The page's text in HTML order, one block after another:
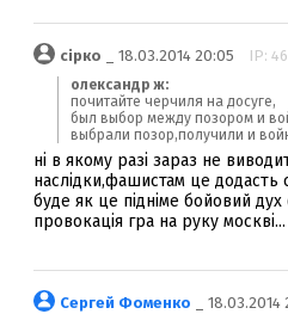
сірко _ 18.03.2014 20:05 IP:
олександр ж:
почитайте черчиля на досуге,
был выбор между позором и
выбрали позор,получили и
ні в якому разі зараз не
наслідки,фашистам це додасть
буде як це підніме бойовий
провокація гра на руку москві...
Сергей Фоменко _ 18.03.2014